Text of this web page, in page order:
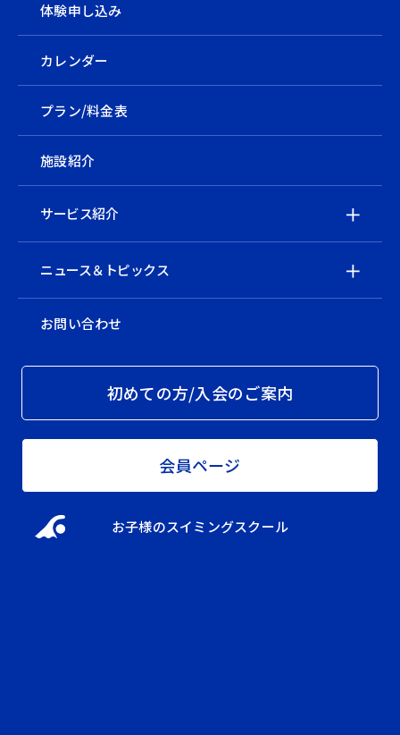
体験申し込み
カレンダー
プラン/料金表
施設紹介
サービス紹介
ニュース＆トピックス
お問い合わせ
初めての方/入会のご案内
会員ページ
お子様のスイミングスクール